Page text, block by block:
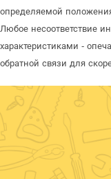
определяемой
Любое несоответствие
характеристиками -
обратной связи для